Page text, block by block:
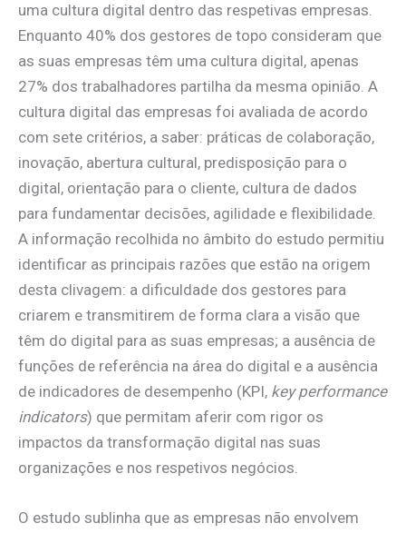
uma cultura digital dentro das respetivas empresas.
Enquanto 40% dos gestores de topo consideram que
as suas empresas têm uma cultura digital, apenas
27% dos trabalhadores partilha da mesma opinião. A
cultura digital das empresas foi avaliada de acordo
com sete critérios, a saber: práticas de colaboração,
inovação, abertura cultural, predisposição para o
digital, orientação para o cliente, cultura de dados
para fundamentar decisões, agilidade e flexibilidade.
A informação recolhida no âmbito do estudo permitiu
identificar as principais razões que estão na origem
desta clivagem: a dificuldade dos gestores para
criarem e transmitirem de forma clara a visão que
têm do digital para as suas empresas; a ausência de
funções de referência na área do digital e a ausência
de indicadores de desempenho (KPI, key performance
indicators) que permitam aferir com rigor os
impactos da transformação digital nas suas
organizações e nos respetivos negócios.
O estudo sublinha que as empresas não envolvem